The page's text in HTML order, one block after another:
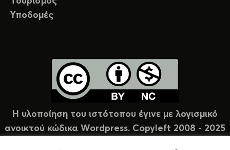
Υποδομές
Η υλοποίηση του ιστότοπου έγινε με λογισμικό
ανοικτού κώδικα Wordpress. Copyleft 2008 - 2025